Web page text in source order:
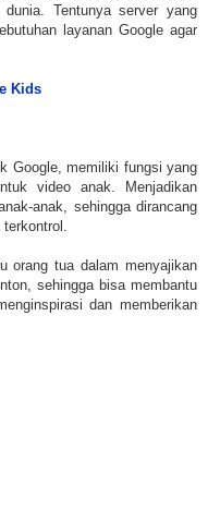
Tentunya server yang
layanan Google agar
Kids
Google, memiliki fungsi yang
video anak. Menjadikan
anak, sehingga dirancang
orang tua dalam menyajikan
sehingga bisa membantu
dan memberikan